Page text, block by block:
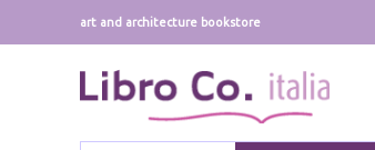
art and architecture bookstore